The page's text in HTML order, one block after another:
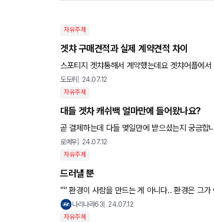
자유주제
겟챠 구매견적과 실제 계약견적 차이
스포티지 겟챠통해서 계약했는데요 겟챠어플에서 직접 견적받은 차량가액과 매칭된 카마스터에게 진행한 견적 가격차이가 있는데 무슨
차이인가요..? 겟챠견적이 약 100만원 저렴합니다
도도뤼 24.07.12
자유주제
대들 겟차 캐쉬백 얼마만에 들어왔나요?
곧 결제하는데 다들 몆일만에 받으셨는지 궁금
로메우 24.07.12
자유주제
드러낼 뿐
”“ 환경이 사람을 만드는 게 아니다.. 환경은 그
나리나라63 24.07.12
자유주제